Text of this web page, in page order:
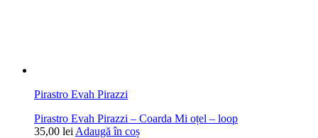
Pirastro Evah Pirazzi
Pirastro Evah Pirazzi – Coarda Mi oțel – loop
35,00 lei Adaugă în coș